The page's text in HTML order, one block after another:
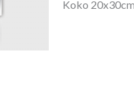
Koko 20x30cm